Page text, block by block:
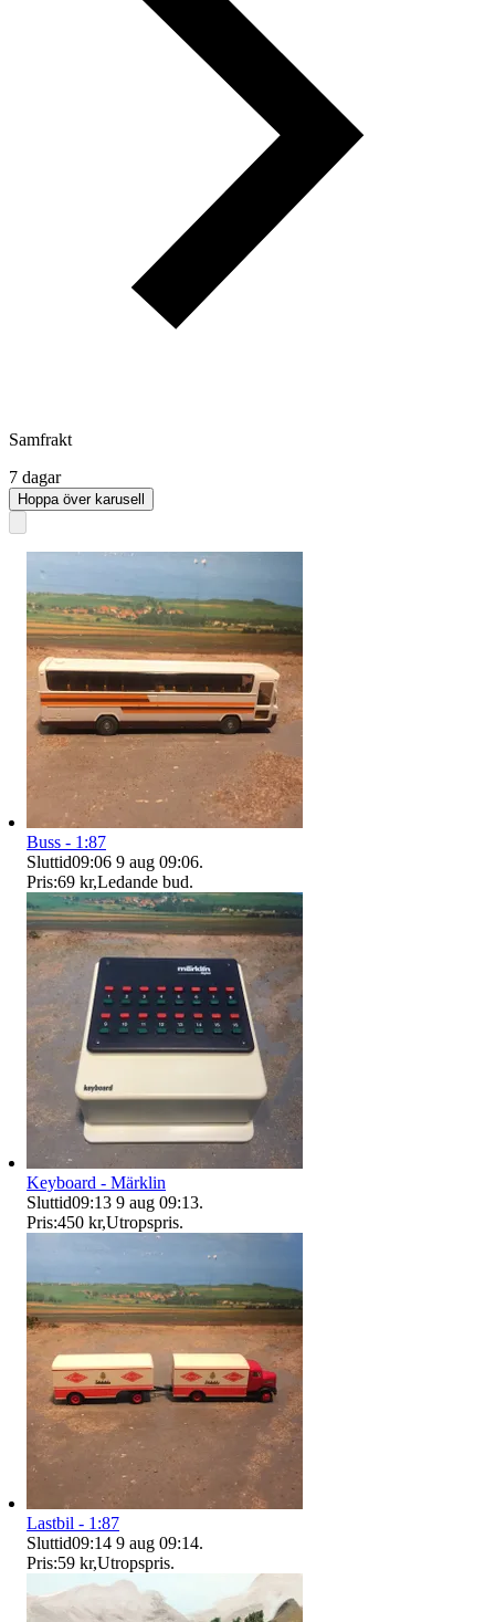
Samfrakt
7 dagar
Hoppa över karusell
Buss - 1:87
Sluttid09:06 9 aug 09:06.
Pris:69 kr,Ledande bud.
Keyboard - Märklin
Sluttid09:13 9 aug 09:13.
Pris:450 kr,Utropspris.
Lastbil - 1:87
Sluttid09:14 9 aug 09:14.
Pris:59 kr,Utropspris.